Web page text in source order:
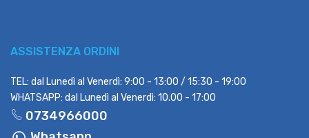
ASSISTENZA ORDINI
TEL: dal Lunedì al Venerdì: 9:00 - 13:00 / 15:30 - 19:00
WHATSAPP: dal Lunedì al Venerdì: 10.00 - 17:00
0734966000